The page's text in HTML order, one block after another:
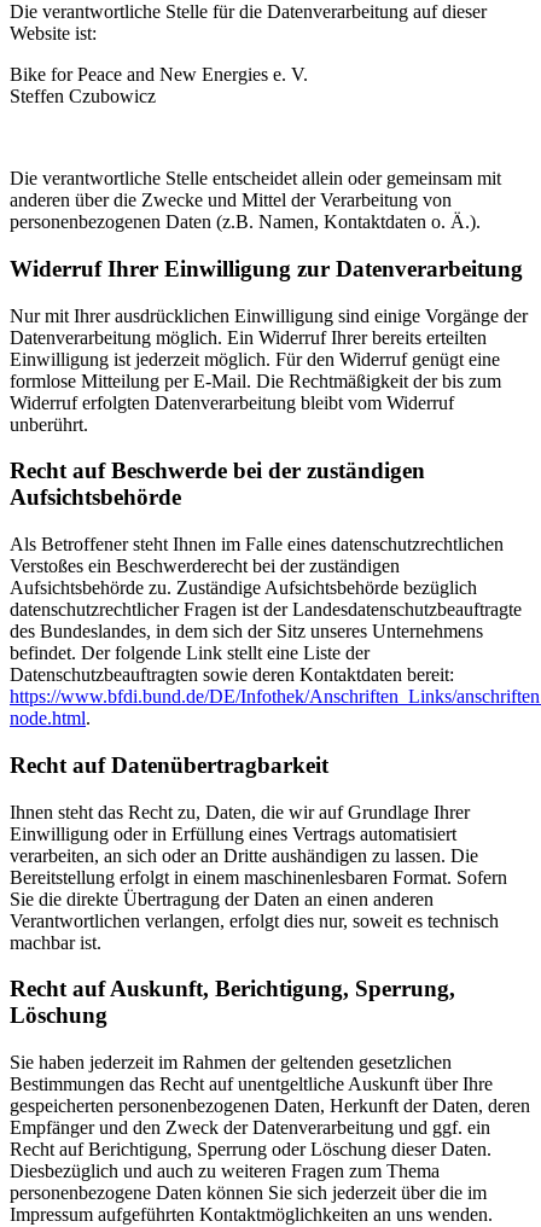
Die verantwortliche Stelle für die Datenverarbeitung auf dieser
Website ist:
Bike for Peace and New Energies e. V.
Steffen Czubowicz
Die verantwortliche Stelle entscheidet allein oder gemeinsam mit
anderen über die Zwecke und Mittel der Verarbeitung von
personenbezogenen Daten (z.B. Namen, Kontaktdaten o. Ä.).
Widerruf Ihrer Einwilligung zur Datenverarbeitung
Nur mit Ihrer ausdrücklichen Einwilligung sind einige Vorgänge der
Datenverarbeitung möglich. Ein Widerruf Ihrer bereits erteilten
Einwilligung ist jederzeit möglich. Für den Widerruf genügt eine
formlose Mitteilung per E-Mail. Die Rechtmäßigkeit der bis zum
Widerruf erfolgten Datenverarbeitung bleibt vom Widerruf
unberührt.
Recht auf Beschwerde bei der zuständigen
Aufsichtsbehörde
Als Betroffener steht Ihnen im Falle eines datenschutzrechtlichen
Verstoßes ein Beschwerderecht bei der zuständigen
Aufsichtsbehörde zu. Zuständige Aufsichtsbehörde bezüglich
datenschutzrechtlicher Fragen ist der Landesdatenschutzbeauftragte
des Bundeslandes, in dem sich der Sitz unseres Unternehmens
befindet. Der folgende Link stellt eine Liste der
Datenschutzbeauftragten sowie deren Kontaktdaten bereit:
https://www.bfdi.bund.de/DE/Infothek/Anschriften_Links/
node.html.
Recht auf Datenübertragbarkeit
Ihnen steht das Recht zu, Daten, die wir auf Grundlage Ihrer
Einwilligung oder in Erfüllung eines Vertrags automatisiert
verarbeiten, an sich oder an Dritte aushändigen zu lassen. Die
Bereitstellung erfolgt in einem maschinenlesbaren Format. Sofern
Sie die direkte Übertragung der Daten an einen anderen
Verantwortlichen verlangen, erfolgt dies nur, soweit es technisch
machbar ist.
Recht auf Auskunft, Berichtigung, Sperrung,
Löschung
Sie haben jederzeit im Rahmen der geltenden gesetzlichen
Bestimmungen das Recht auf unentgeltliche Auskunft über Ihre
gespeicherten personenbezogenen Daten, Herkunft der Daten, deren
Empfänger und den Zweck der Datenverarbeitung und ggf. ein
Recht auf Berichtigung, Sperrung oder Löschung dieser Daten.
Diesbezüglich und auch zu weiteren Fragen zum Thema
personenbezogene Daten können Sie sich jederzeit über die im
Impressum aufgeführten Kontaktmöglichkeiten an uns wenden.